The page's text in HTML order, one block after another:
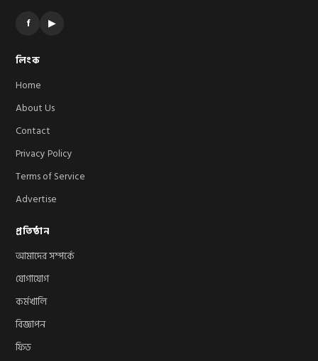
f ▶
লিংক
Home
About Us
Contact
Privacy Policy
Terms of Service
Advertise
প্রতিষ্ঠান
আমাদের সম্পর্কে
যোগাযোগ
কর্মখালি
বিজ্ঞাপন
ফিড